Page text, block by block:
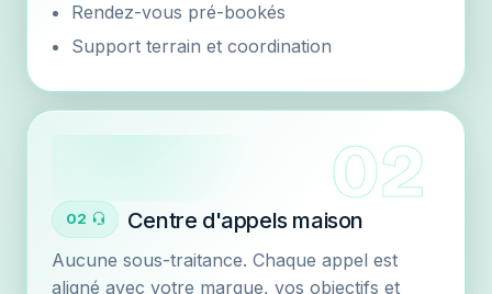
Rendez-vous pré-bookés
Support terrain et coordination
02 Centre d'appels maison
Aucune sous-traitance. Chaque appel est
aligné avec votre marque, vos objectifs et